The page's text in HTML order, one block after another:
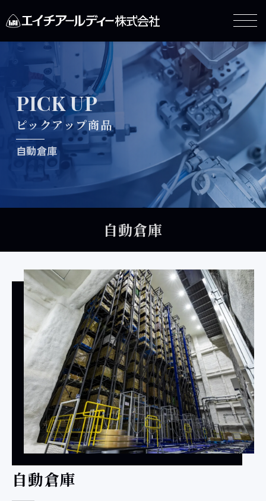
PICK UP
ピックアップ商品
自動倉庫
自動倉庫
自動倉庫